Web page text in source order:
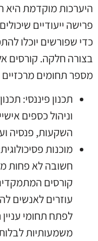
היערכות מוקדמת היא
פרישה ייעודיים
כדי שפורשים יוכלו
בצורה חלקה. קורסים
מספר תחומים מרכזיים
תכנון פיננסי:
וניהול כספים
השקעות, פנסיה
מוכנות
חשובה לא פחות
קורסים
עוזרים לאנשים
לפתח תחומי
משמעותיות